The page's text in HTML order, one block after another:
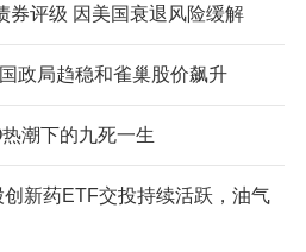
券评级 因美国衰退风险缓解
政局趋稳和雀巢股价飙升
潮下的九死一生
新药ETF交投持续活跃，油气